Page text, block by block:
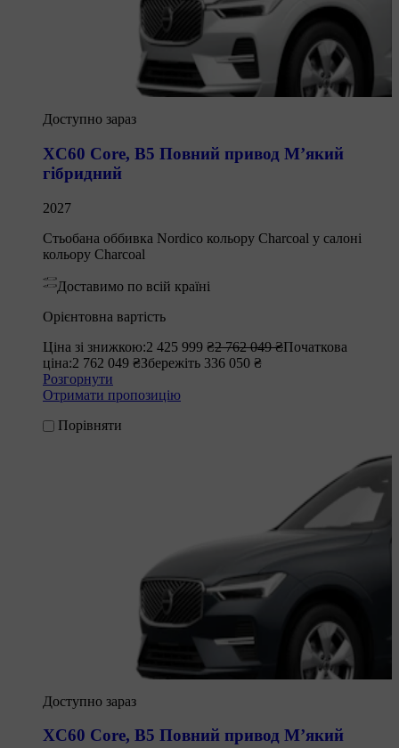
Доступно зараз
XC60 Core, B5 Повний привод М’який
гібридний
2027
Стьобана оббивка Nordico кольору Charcoal у салоні
кольору Charcoal
Доставимо по всій країні
Орієнтовна вартість
Ціна зі знижкою:2 425 999 ₴2 762 049 ₴Початкова
ціна:2 762 049 ₴Збережіть 336 050 ₴
Розгорнути
Отримати пропозицію
Порівняти
Доступно зараз
XC60 Core, B5 Повний привод М’який